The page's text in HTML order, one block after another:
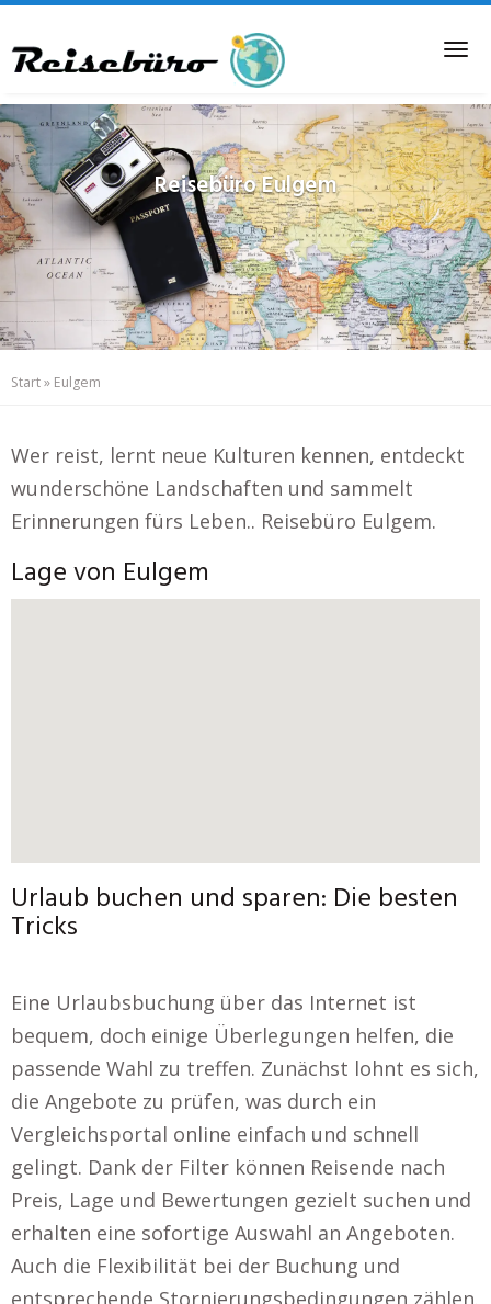
to
main
content
ReisebüroEulgem
Start» Eulgem
Wer reist, lernt neue Kulturen kennen, entdeckt
wunderschöne Landschaften und sammelt
Erinnerungen fürs Leben.. Reisebüro Eulgem.
Lage von Eulgem
Urlaub buchen und sparen: Die besten
Tricks
Eine Urlaubsbuchung über das Internet ist
bequem, doch einige Überlegungen helfen, die
passende Wahl zu treffen. Zunächst lohnt es sich,
die Angebote zu prüfen, was durch ein
Vergleichsportal online einfach und schnell
gelingt. Dank der Filter können Reisende nach
Preis, Lage und Bewertungen gezielt suchen und
erhalten eine sofortige Auswahl an Angeboten.
Auch die Flexibilität bei der Buchung und
entsprechende Stornierungsbedingungen zählen.